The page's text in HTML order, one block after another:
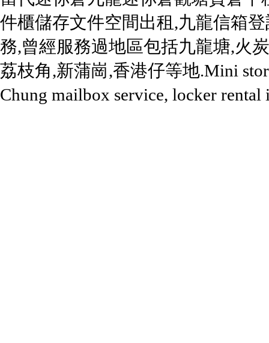
件櫃儲存文件空間出租,九龍信箱登
務,曾經服務過地區包括九龍塘,火
荔枝角,新蒲崗,香港仔等地.Mini
Chung mailbox service, locker